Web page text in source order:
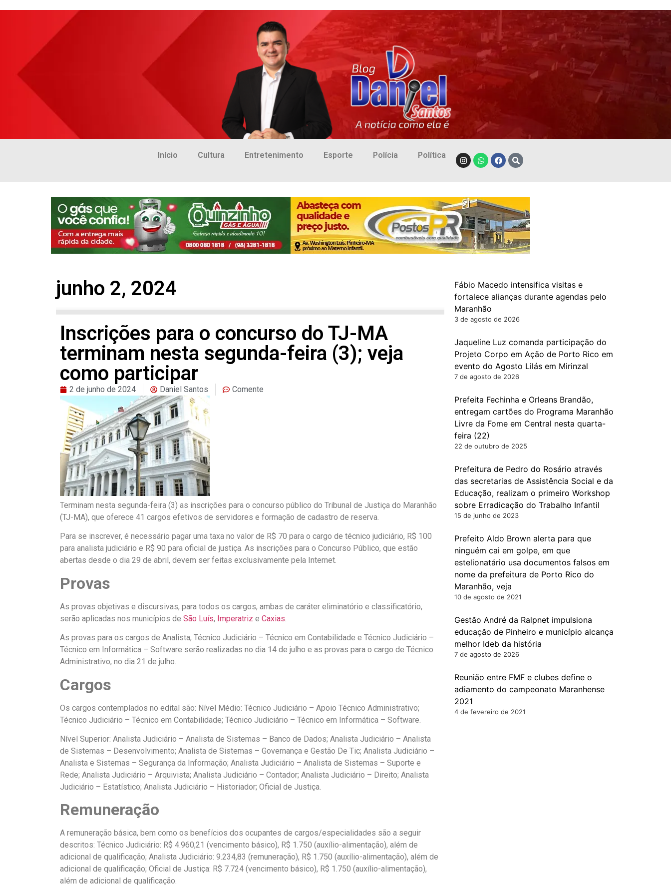
Início Cultura Entretenimento Esporte Polícia Política
junho 2, 2024
Inscrições para o concurso do TJ-MA
terminam nesta segunda-feira (3); veja
como participar
2 de junho de 2024 Daniel Santos Comente
Terminam nesta segunda-feira (3) as inscrições para o concurso público do Tribunal de Justiça do Maranhão
(TJ-MA), que oferece 41 cargos efetivos de servidores e formação de cadastro de reserva.
Para se inscrever, é necessário pagar uma taxa no valor de R$ 70 para o cargo de técnico judiciário, R$ 100
para analista judiciário e R$ 90 para oficial de justiça. As inscrições para o Concurso Público, que estão
abertas desde o dia 29 de abril, devem ser feitas exclusivamente pela Internet.
Provas
As provas objetivas e discursivas, para todos os cargos, ambas de caráter eliminatório e classificatório,
serão aplicadas nos municípios de São Luís, Imperatriz e Caxias
As provas para os cargos de Analista, Técnico Judiciário – Técnico em Contabilidade e Técnico Judiciário –
Técnico em Informática – Software serão realizadas no dia 14 de julho e as provas para o cargo de Técnico
Administrativo, no dia 21 de julho.
Cargos
Os cargos contemplados no edital são: Nível Médio: Técnico Judiciário – Apoio Técnico Administrativo;
Técnico Judiciário – Técnico em Contabilidade; Técnico Judiciário – Técnico em Informática – Software.
Nível Superior: Analista Judiciário – Analista de Sistemas – Banco de Dados; Analista Judiciário – Analista
de Sistemas – Desenvolvimento; Analista de Sistemas – Governança e Gestão De Tic; Analista Judiciário –
Analista e Sistemas – Segurança da Informação; Analista Judiciário – Analista de Sistemas – Suporte e
Rede; Analista Judiciário – Arquivista; Analista Judiciário – Contador; Analista Judiciário – Direito; Analista
Judiciário – Estatístico; Analista Judiciário – Historiador; Oficial de Justiça.
Remuneração
A remuneração básica, bem como os benefícios dos ocupantes de cargos/especialidades são a seguir
descritos: Técnico Judiciário: R$ 4.960,21 (vencimento básico), R$ 1.750 (auxílio-alimentação), além de
adicional de qualificação; Analista Judiciário: 9.234,83 (remuneração), R$ 1.750 (auxílio-alimentação), além de
adicional de qualificação; Oficial de Justiça: R$ 7.724 (vencimento básico), R$ 1.750 (auxílio-alimentação),
além de adicional de qualificação.
Fábio Macedo intensifica visitas e
fortalece alianças durante agendas pelo
Maranhão
3 de agosto de 2026
Jaqueline Luz comanda participação do
Projeto Corpo em Ação de Porto Rico em
evento do Agosto Lilás em Mirinzal
7 de agosto de 2026
Prefeita Fechinha e Orleans Brandão,
entregam cartões do Programa Maranhão
Livre da Fome em Central nesta quarta-
feira (22)
22 de outubro de 2025
Prefeitura de Pedro do Rosário através
das secretarias de Assistência Social e da
Educação, realizam o primeiro Workshop
sobre Erradicação do Trabalho Infantil
15 de junho de 2023
Prefeito Aldo Brown alerta para que
ninguém cai em golpe, em que
estelionatário usa documentos falsos em
nome da prefeitura de Porto Rico do
Maranhão, veja
10 de agosto de 2021
Gestão André da Ralpnet impulsiona
educação de Pinheiro e município alcança
melhor Ideb da história
7 de agosto de 2026
Reunião entre FMF e clubes define o
adiamento do campeonato Maranhense
2021
4 de fevereiro de 2021